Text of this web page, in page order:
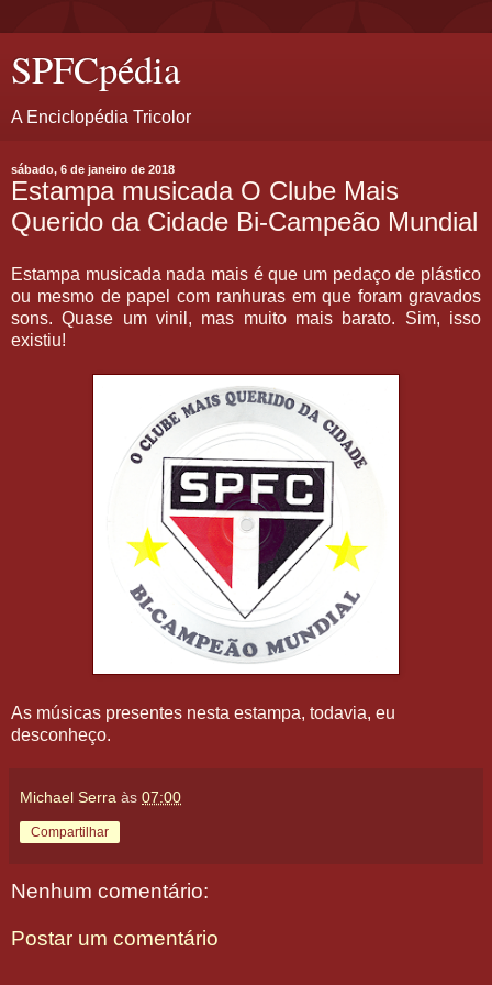
SPFCpédia
A Enciclopédia Tricolor
sábado, 6 de janeiro de 2018
Estampa musicada O Clube Mais
Querido da Cidade Bi-Campeão Mundial
Estampa musicada nada mais é que um pedaço de plástico
ou mesmo de papel com ranhuras em que foram gravados
sons. Quase um vinil, mas muito mais barato. Sim, isso
existiu!
As músicas presentes nesta estampa, todavia, eu
desconheço.
Michael Serra às 07:00
Compartilhar
Nenhum comentário:
Postar um comentário